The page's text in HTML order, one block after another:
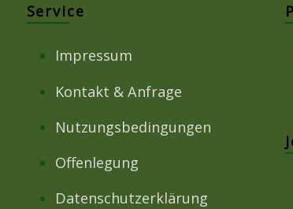
Service
Impressum
Kontakt & Anfrage
Nutzungsbedingungen
Offenlegung
Datenschutzerklärung